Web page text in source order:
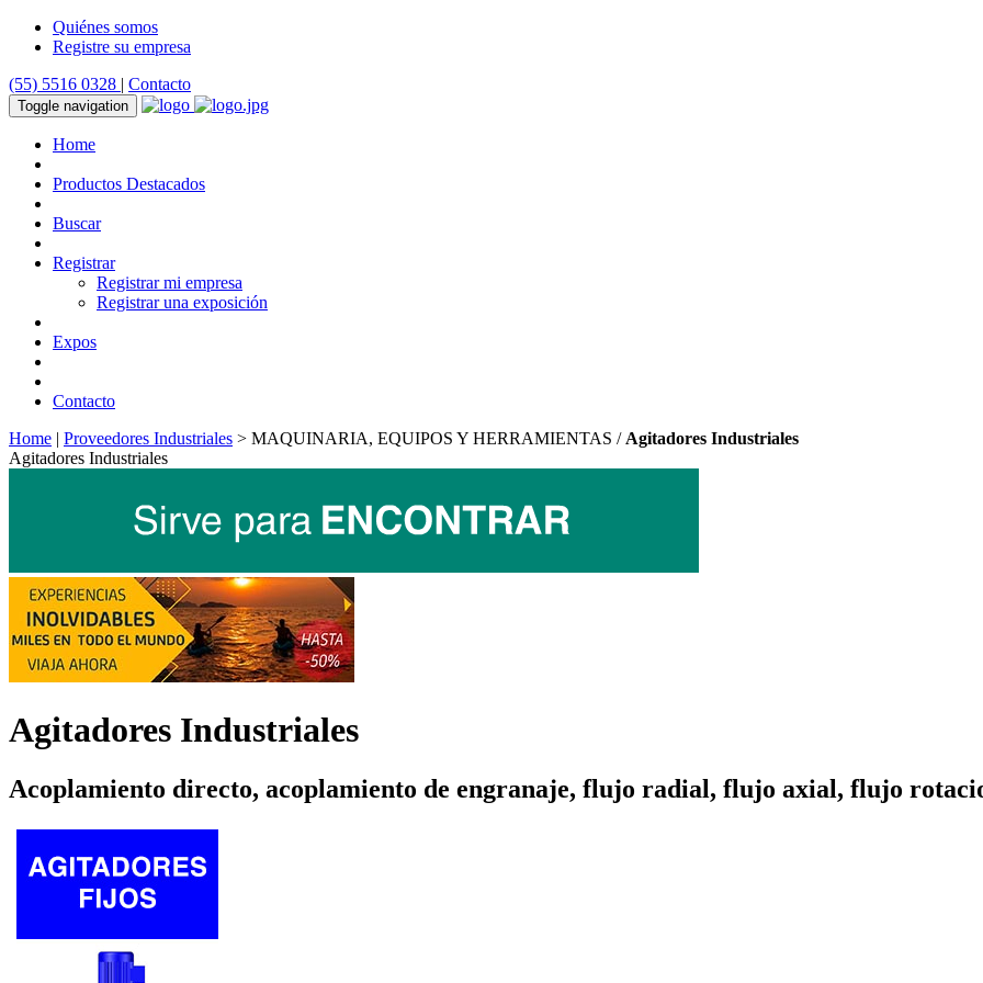
Quiénes somos
Registre su empresa
(55) 5516 0328 | Contacto
Toggle navigation
Home
Productos Destacados
Buscar
Registrar
Registrar mi empresa
Registrar una exposición
Expos
Contacto
Home | Proveedores Industriales > MAQUINARIA, EQUIPOS Y HERRAMIENTAS / Agitadores Industriales
Agitadores Industriales
Agitadores Industriales
Acoplamiento directo, acoplamiento de engranaje, flujo radial, flujo axial, flujo